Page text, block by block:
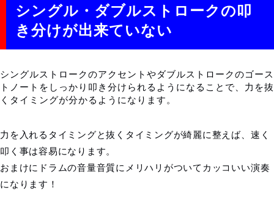
シングル・ダブルストロークの叩
き分けが出来ていない
シングルストロークのアクセントやダブルストロークのゴース
トノートをしっかり叩き分けられるようになることで、力を抜
くタイミングが分かるようになります。
力を入れるタイミングと抜くタイミングが綺麗に整えば、速く
叩く事は容易になります。
おまけにドラムの音量音質にメリハリがついてカッコいい演奏
になります！